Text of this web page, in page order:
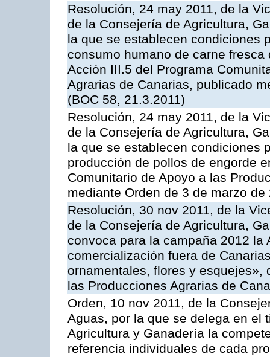
Resolución, 24 may 2011, de la
de la Consejería de Agricultura,
la que se establecen condiciones
consumo humano de carne
Acción III.5 del Programa
Agrarias de Canarias, publicado
(BOC 58, 21.3.2011)
Resolución, 24 may 2011, de la
de la Consejería de Agricultura,
la que se establecen condiciones
producción de pollos de engorde
Comunitario de Apoyo a las
mediante Orden de 3 de marzo de
Resolución, 30 nov 2011, de la
de la Consejería de Agricultura,
convoca para la campaña 2012 la
comercialización fuera de
ornamentales, flores y esquejes»,
las Producciones Agrarias de
Orden, 10 nov 2011, de la
Aguas, por la que se delega en el
Agricultura y Ganadería la
referencia individuales de cada